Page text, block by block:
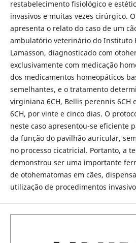
restabelecimento fisiológico e
invasivos e muitas vezes cirúrgico.
apresenta o relato do caso de um
ambulatório veterinário do Instituto
Lamasson, diagnosticado com
exclusivamente com medicação
dos medicamentos homeopáticos
semelhantes, e o tratamento
virginiana 6CH, Bellis perennis 6CH
6CH, por vinte e cinco dias. O
neste caso apresentou-se eficiente
da função do pavilhão auricular,
no processo cicatricial. Portanto, a
demonstrou ser uma importante
de otohematomas em cães,
utilização de procedimentos